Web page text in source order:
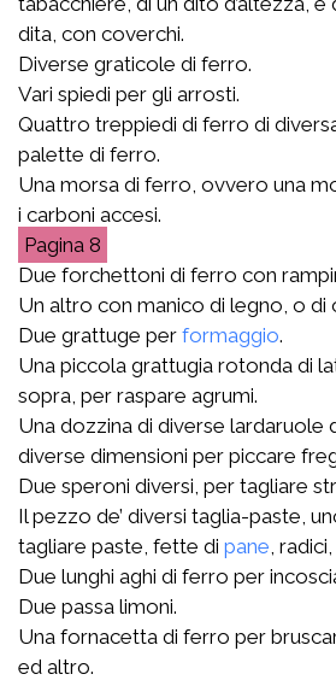
dita, con coverchi.
Diverse graticole di ferro.
Vari spiedi per gli arrosti.
Quattro treppiedi di ferro di
palette di ferro.
Una morsa di ferro, ovvero una
i carboni accesi.
8
Due forchettoni di ferro con
Un altro con manico di legno, o di
Due grattuge per formaggio.
Una piccola grattugia rotonda di
sopra, per raspare agrumi.
Una dozzina di diverse lardaruole
diverse dimensioni per piccare
Due speroni diversi, per tagliare
Il pezzo de’ diversi taglia-paste,
tagliare paste, fette di pane ,
Due lunghi aghi di ferro per
Due passa limoni.
Una fornacetta di ferro per
ed altro.